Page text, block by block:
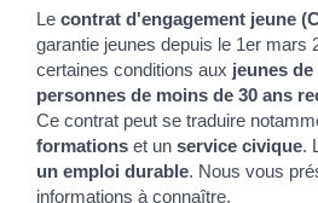
Le contrat d'engagement jeune
garantie jeunes depuis le 1er mars
certaines conditions aux jeunes de
personnes de moins de 30 ans
Ce contrat peut se traduire
formations et un service civique.
un emploi durable. Nous vous
informations à connaître.